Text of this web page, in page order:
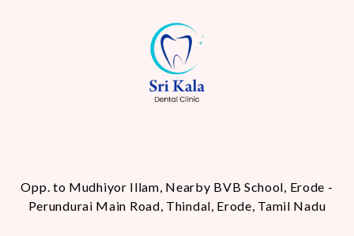
Opp. to Mudhiyor Illam, Nearby BVB School, Erode -
Perundurai Main Road, Thindal, Erode, Tamil Nadu